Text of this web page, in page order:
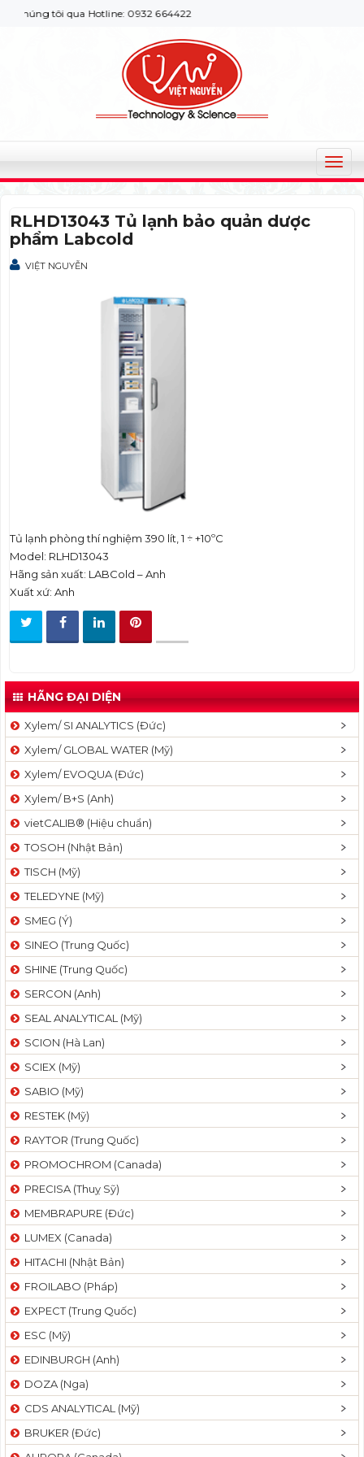
tôi qua Hotline: 0932 664422
T
o
RLHD13043 Tủ lạnh bảo quản dược
phẩm Labcold
VIỆT NGUYỄN
Tủ lạnh phòng thí nghiệm 390 lít, 1 ÷ +10ºC
Model: RLHD13043
Hãng sản xuất: LABCold – Anh
Xuất xứ: Anh
HÃNG ĐẠI DIỆN
Xylem/ SI ANALYTICS (Đức)
Xylem/ GLOBAL WATER (Mỹ)
Xylem/ EVOQUA (Đức)
Xylem/ B+S (Anh)
vietCALIB® (Hiệu chuẩn)
TOSOH (Nhật Bản)
TISCH (Mỹ)
TELEDYNE (Mỹ)
SMEG (Ý)
SINEO (Trung Quốc)
SHINE (Trung Quốc)
SERCON (Anh)
SEAL ANALYTICAL (Mỹ)
SCION (Hà Lan)
SCIEX (Mỹ)
SABIO (Mỹ)
RESTEK (Mỹ)
RAYTOR (Trung Quốc)
PROMOCHROM (Canada)
PRECISA (Thuỵ Sỹ)
MEMBRAPURE (Đức)
LUMEX (Canada)
HITACHI (Nhật Bản)
FROILABO (Pháp)
EXPECT (Trung Quốc)
ESC (Mỹ)
EDINBURGH (Anh)
DOZA (Nga)
CDS ANALYTICAL (Mỹ)
BRUKER (Đức)